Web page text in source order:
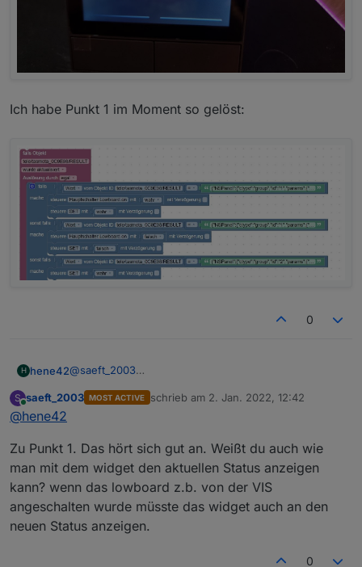
  # set thermostat options
  static atc = {
    "id":     "thermostat",
Ich habe Punkt 1 im Moment so gelöst:
0
H hene42@saeft_2003
nicht ganz, ich meine mehr z.Bsp. bei der Gruppe 2 da
3).
S
Online
saeft_2003 MOST ACTIVE schrieb am 2. Jan. 2022, 12:42
zuletzt editiert von
@hene42
Zu Punkt 1. Das hört sich gut an. Weißt du auch wie
man mit dem widget den aktuellen Status anzeigen
kann? wenn das lowboard z.b. von der VIS
angeschalten wurde müsste das widget auch an den
neuen Status anzeigen.
0